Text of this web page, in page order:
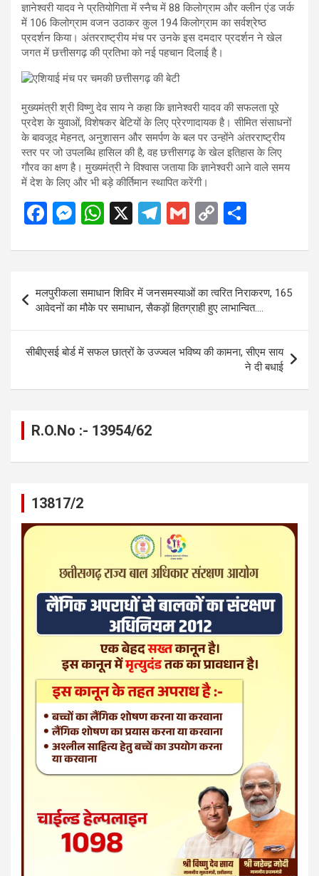
ज्ञानेश्वरी यादव ने प्रतियोगिता में स्नैच में 88 किलोग्राम और क्लीन एंड जर्क
में 106 किलोग्राम वजन उठाकर कुल 194 किलोग्राम का सर्वश्रेष्ठ
प्रदर्शन किया। अंतरराष्ट्रीय मंच पर उनके इस दमदार प्रदर्शन ने खेल
जगत में छत्तीसगढ़ की प्रतिभा को नई पहचान दिलाई है।
मुख्यमंत्री श्री विष्णु देव साय ने कहा कि ज्ञानेश्वरी यादव की सफलता पूरे
प्रदेश के युवाओं, विशेषकर बेटियों के लिए प्रेरणादायक है। सीमित संसाधनों
के बावजूद मेहनत, अनुशासन और समर्पण के बल पर उन्होंने अंतरराष्ट्रीय
स्तर पर जो उपलब्धि हासिल की है, वह छत्तीसगढ़ के खेल इतिहास के लिए
गौरव का क्षण है। मुख्यमंत्री ने विश्वास जताया कि ज्ञानेश्वरी आने वाले समय
में देश के लिए और भी बड़े कीर्तिमान स्थापित करेंगी।
F
ce
b
o
o
k
M
se
g
er
W
at
s
A
p
p
X
T
e
a
m
G
ail
C
py
Li
n
k
ar
navigation
मलपुरीकला समाधान शिविर में जनसमस्याओं का त्वरित निराकरण, 165
आवेदनों का मौके पर समाधान, सैकड़ों हितग्राही हुए लाभान्वित….
सीबीएसई बोर्ड में सफल छात्रों के उज्ज्वल भविष्य की कामना, सीएम साय
ने दी बधाई
R.O.No :- 13954/62
13817/2